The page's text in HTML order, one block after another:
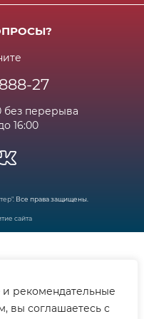
рекомендательные
вы соглашаетесь с
27
без перерыва
16:00
. Все права защищены.
сайта